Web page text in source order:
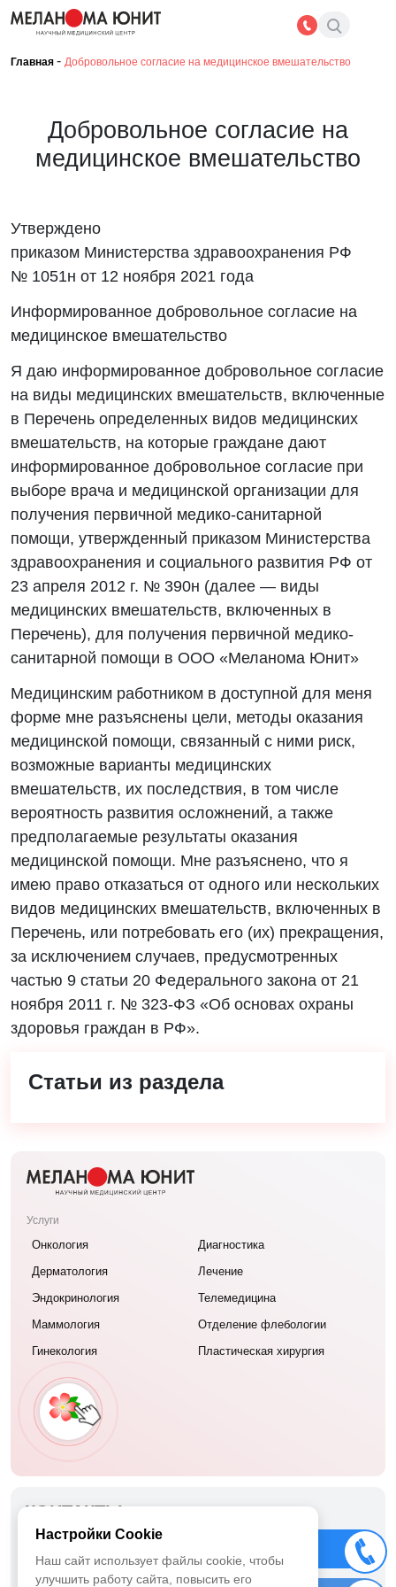
Главная - Добровольное согласие на медицинское вмешательство
Добровольное согласие на
медицинское вмешательство
Утверждено
приказом Министерства здравоохранения РФ
№ 1051н от 12 ноября 2021 года
Информированное добровольное согласие на
медицинское вмешательство
Я даю информированное добровольное согласие
на виды медицинских вмешательств, включенные
в Перечень определенных видов медицинских
вмешательств, на которые граждане дают
информированное добровольное согласие при
выборе врача и медицинской организации для
получения первичной медико-санитарной
помощи, утвержденный приказом Министерства
здравоохранения и социального развития РФ от
23 апреля 2012 г. № 390н (далее — виды
медицинских вмешательств, включенных в
Перечень), для получения первичной медико-
санитарной помощи в ООО «Меланома Юнит»
Медицинским работником в доступной для меня
форме мне разъяснены цели, методы оказания
медицинской помощи, связанный с ними риск,
возможные варианты медицинских
вмешательств, их последствия, в том числе
вероятность развития осложнений, а также
предполагаемые результаты оказания
медицинской помощи. Мне разъяснено, что я
имею право отказаться от одного или нескольких
видов медицинских вмешательств, включенных в
Перечень, или потребовать его (их) прекращения,
за исключением случаев, предусмотренных
частью 9 статьи 20 Федерального закона от 21
ноября 2011 г. № 323-ФЗ «Об основах охраны
здоровья граждан в РФ».
Статьи из раздела
Услуги
Онкология
Дерматология
Эндокринология
Маммология
Гинекология
Диагностика
Лечение
Телемедицина
Отделение флебологии
Пластическая хирургия
КОНТАКТЫ
ООО «Меланома Юнит»
г. Москва ул. Татищева, дом 15, корпус 1
Настройки Cookie
Наш сайт использует файлы cookie, чтобы
улучшить работу сайта, повысить его